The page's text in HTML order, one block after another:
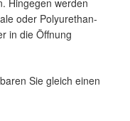
Hingegen werden
oder Polyurethan-
in die Öffnung
Sie gleich einen